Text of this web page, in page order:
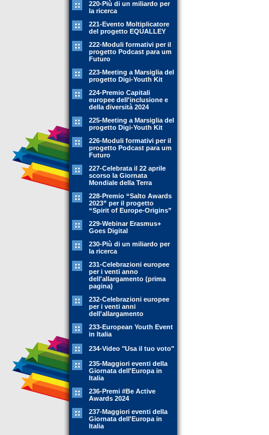
220-Più di un miliardo per
la ricerca
221-Evento Moltiplicatore
del progetto EQUALLEY
222-Moduli formativi per il
progetto Podcast para um
Futuro
223-Meeting a Marsiglia del
progetto Digi-Youth Kit
224-Premio Capitali
europee dell'inclusione e
della diversità 2024
225-Meeting a Marsiglia del
progetto Digi-Youth Kit
226-Moduli formativi per il
progetto Podcast para um
Futuro
227-Celebrata il 22 aprile
scorso la Giornata
Mondiale della Terra
228-Premio “Salto Awards
2023” per il progetto
“Spirit of Europe-Origins”
229-Webinar Erasmus+
Goes Digital
230-Più di un miliardo per
la ricerca
231-Celebrazioni europee
per i venti anno
dell'allargamento (prima
pagina)
232-Celebrazioni europee
per i venti anni
dell'allargamento
233-European Youth Event
in Italia
234-Video "Usa il tuo voto"
235-Maggiori eventi della
Giornata dell'Europa in
Italia
236-Premi #Be Active
Awards 2024
237-Maggiori eventi della
Giornata dell'Europa in
Italia